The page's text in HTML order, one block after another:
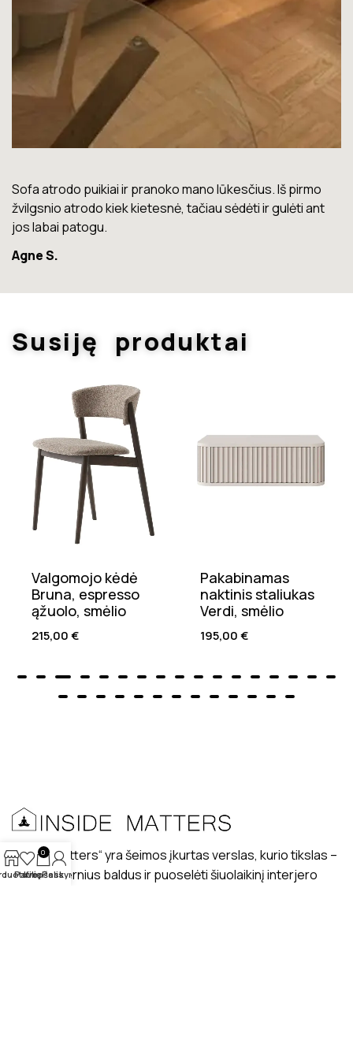
Lova labai gera. Šiuo metu neturiu jokių nusiskundimų.
Marius T.
Susiję produktai
Valgomojo kėdė
Bruna, espresso
ąžuolo, smėlio
215,00€
Pakabinamas
naktinis staliukas
Verdi, smėlio
195,00€
„Inside matters“ yra šeimos įkurtas verslas, kurio tikslas –
kurti modernius baldus ir puoselėti šiuolaikinį interjero
Patikę
0
Krepšelis
Paskyra